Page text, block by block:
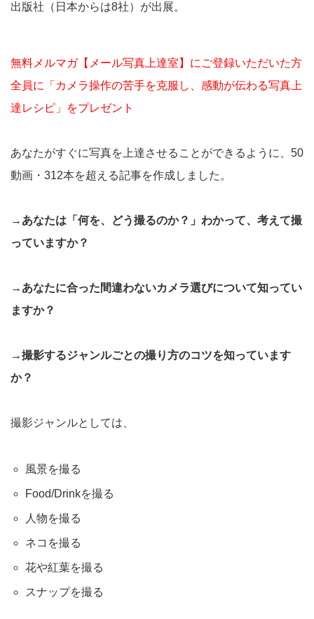
出版社（日本からは8社）が出展。
無料メルマガ【メール写真上達室】にご登録いただいた方
全員に「カメラ操作の苦手を克服し、感動が伝わる写真上
達レシピ」をプレゼント
あなたがすぐに写真を上達させることができるように、50
動画・312本を超える記事を作成しました。
→あなたは「何を、どう撮るのか？」わかって、考えて撮
っていますか？
→あなたに合った間違わないカメラ選びについて知ってい
ますか？
→撮影するジャンルごとの撮り方のコツを知っています
か？
撮影ジャンルとしては、
風景を撮る
Food/Drinkを撮る
人物を撮る
ネコを撮る
花や紅葉を撮る
スナップを撮る